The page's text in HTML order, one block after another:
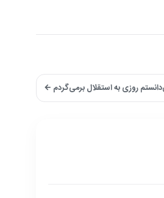
روزی به استقلال برمی‌گردم ←